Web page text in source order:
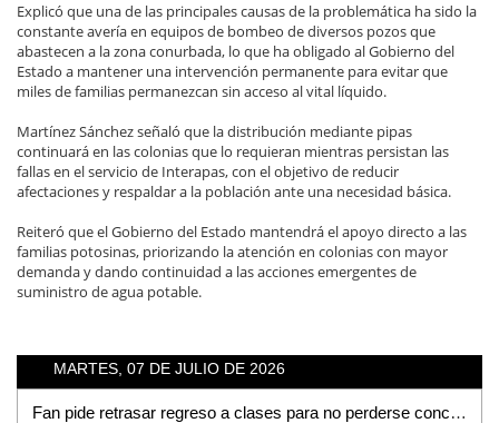
Explicó que una de las principales causas de la problemática ha sido la
constante avería en equipos de bombeo de diversos pozos que
abastecen a la zona conurbada, lo que ha obligado al Gobierno del
Estado a mantener una intervención permanente para evitar que
miles de familias permanezcan sin acceso al vital líquido.
Martínez Sánchez señaló que la distribución mediante pipas
continuará en las colonias que lo requieran mientras persistan las
fallas en el servicio de Interapas, con el objetivo de reducir
afectaciones y respaldar a la población ante una necesidad básica.
Reiteró que el Gobierno del Estado mantendrá el apoyo directo a las
familias potosinas, priorizando la atención en colonias con mayor
demanda y dando continuidad a las acciones emergentes de
suministro de agua potable.
MARTES, 07 DE JULIO DE 2026
Fan pide retrasar regreso a clases para no perderse concierto de Los Tigres del Norte en la Fenapo